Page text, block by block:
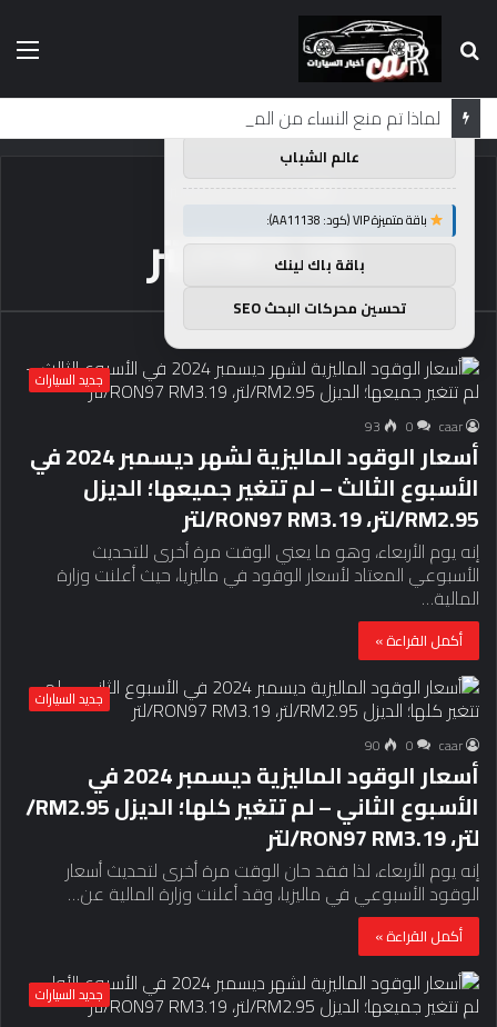
بحث
عن
الرئيسية/RM3.19لتر
RM3.19لتر
جديد السيارات
caar
0
93
أسعار الوقود الماليزية لشهر ديسمبر 2024 في
الأسبوع الثالث – لم تتغير جميعها؛ الديزل
RM2.95/لتر، RON97 RM3.19/لتر
إنه يوم الأربعاء، وهو ما يعني الوقت مرة أخرى للتحديث
الأسبوعي المعتاد لأسعار الوقود في ماليزيا، حيث أعلنت وزارة
المالية…
أكمل القراءة »
جديد السيارات
caar
0
90
أسعار الوقود الماليزية ديسمبر 2024 في
الأسبوع الثاني – لم تتغير كلها؛ الديزل RM2.95/
لتر، RON97 RM3.19/لتر
إنه يوم الأربعاء، لذا فقد حان الوقت مرة أخرى لتحديث أسعار
الوقود الأسبوعي في ماليزيا، وقد أعلنت وزارة المالية عن…
أكمل القراءة »
جديد السيارات
توصيات :
باقة متميزة VIP (كود: AA86842):
عالم الشباب
باقة متميزة VIP (كود: AA11138):
باقة باك لينك
تحسين محركات البحث SEO